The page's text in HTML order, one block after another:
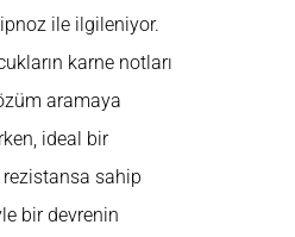
ile ilgileniyor.
karne notları
aramaya
ideal bir
sahip
bir devrenin